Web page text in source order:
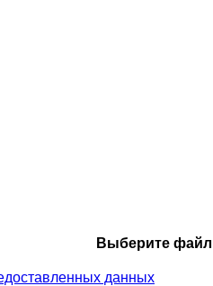
Выберите файл
данных